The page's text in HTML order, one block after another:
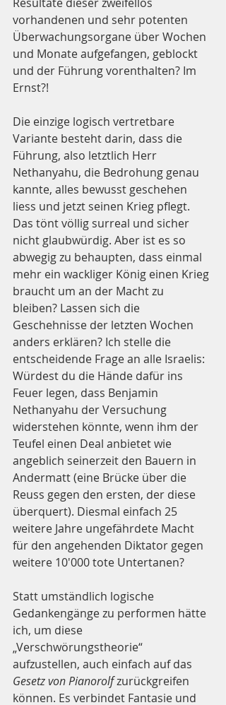
vorhandenen und sehr potenten
Überwachungsorgane über Wochen
und Monate aufgefangen, geblockt
und der Führung vorenthalten? Im
Ernst?!
Die einzige logisch vertretbare
Variante besteht darin, dass die
Führung, also letztlich Herr
Nethanyahu, die Bedrohung genau
kannte, alles bewusst geschehen
liess und jetzt seinen Krieg pflegt.
Das tönt völlig surreal und sicher
nicht glaubwürdig. Aber ist es so
abwegig zu behaupten, dass einmal
mehr ein wackliger König einen Krieg
braucht um an der Macht zu
bleiben? Lassen sich die
Geschehnisse der letzten Wochen
anders erklären? Ich stelle die
entscheidende Frage an alle Israelis:
Würdest du die Hände dafür ins
Feuer legen, dass Benjamin
Nethanyahu der Versuchung
widerstehen könnte, wenn ihm der
Teufel einen Deal anbietet wie
angeblich seinerzeit den Bauern in
Andermatt (eine Brücke über die
Reuss gegen den ersten, der diese
überquert). Diesmal einfach 25
weitere Jahre ungefährdete Macht
für den angehenden Diktator gegen
weitere 10'000 tote Untertanen?
Statt umständlich logische
Gedankengänge zu performen hätte
ich, um diese
„Verschwörungstheorie“
aufzustellen, auch einfach auf das
Gesetz von Pianorolf zurückgreifen
können. Es verbindet Fantasie und